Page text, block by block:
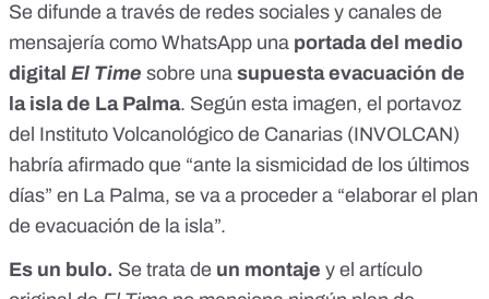
Se difunde a través de redes sociales y canales de
mensajería como WhatsApp una portada del medio
digital El Time sobre una supuesta evacuación de
la isla de La Palma. Según esta imagen, el portavoz
del Instituto Volcanológico de Canarias (INVOLCAN)
habría afirmado que “ante la sismicidad de los últimos
días” en La Palma, se va a proceder a “elaborar el plan
de evacuación de la isla”.
Es un bulo. Se trata de un montaje y el artículo